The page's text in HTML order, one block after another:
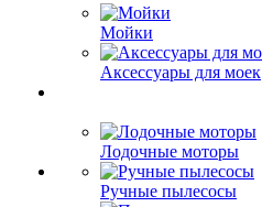
Мойки
Аксессуары для моек
Лодочные моторы
Ручные пылесосы